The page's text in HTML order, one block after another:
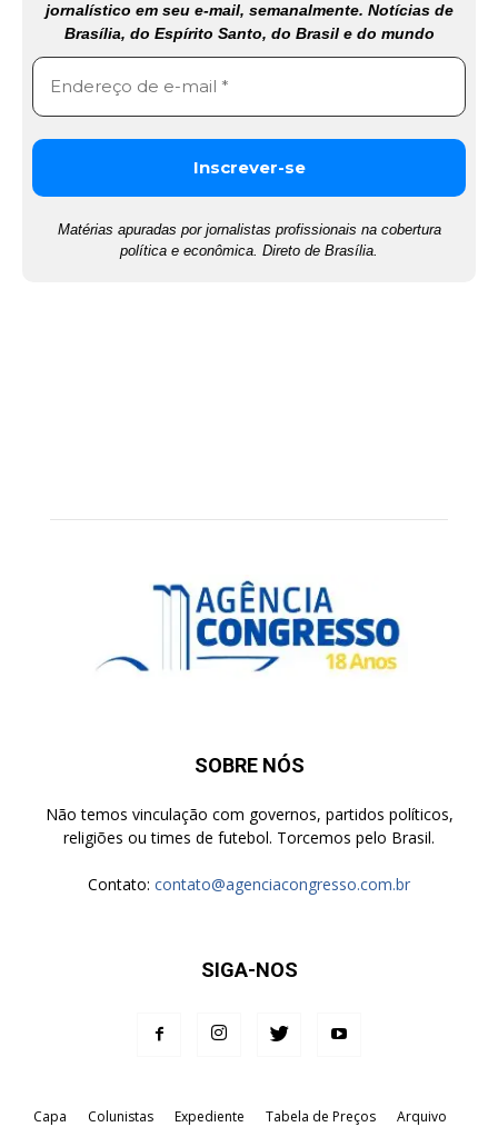
jornalístico em seu e-mail, semanalmente. Notícias de
Brasília, do Espírito Santo, do Brasil e do mundo
Matérias apuradas por jornalistas profissionais na cobertura
política e econômica. Direto de Brasília.
SOBRE NÓS
Não temos vinculação com governos, partidos políticos,
religiões ou times de futebol. Torcemos pelo Brasil.
Contato: contato@agenciacongresso.com.br
SIGA-NOS
Capa Colunistas Expediente Tabela de Preços Arquivo